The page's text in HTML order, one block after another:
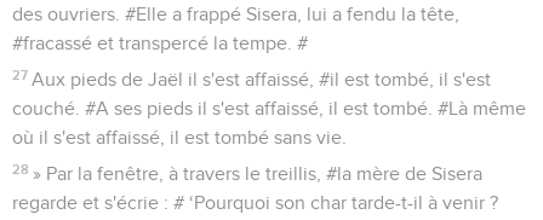
des ouvriers. #Elle a frappé Sisera, lui a fendu la tête,
#fracassé et transpercé la tempe. #
27 Aux pieds de Jaël il s'est affaissé, #il est tombé, il s'est
couché. #A ses pieds il s'est affaissé, il est tombé. #Là même
où il s'est affaissé, il est tombé sans vie.
28 » Par la fenêtre, à travers le treillis, #la mère de Sisera
regarde et s'écrie : # ‘Pourquoi son char tarde-t-il à venir ?